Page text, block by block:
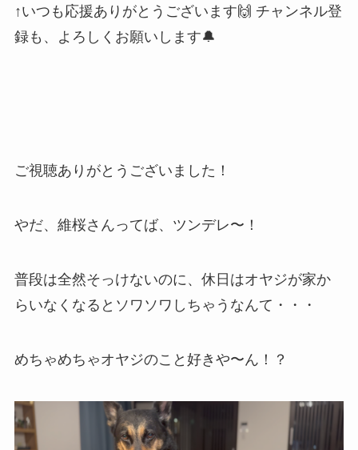
↑いつも応援ありがとうございます🙌 チャンネル登
録も、よろしくお願いします🔔
ご視聴ありがとうございました！
やだ、維桜さんってば、ツンデレ〜！
普段は全然そっけないのに、休日はオヤジが家か
らいなくなるとソワソワしちゃうなんて・・・
めちゃめちゃオヤジのこと好きや〜ん！？